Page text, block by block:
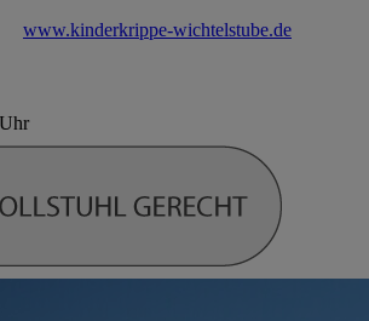
www.kinderkrippe-wichtelstube.de